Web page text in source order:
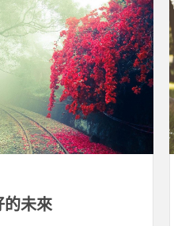
的未來